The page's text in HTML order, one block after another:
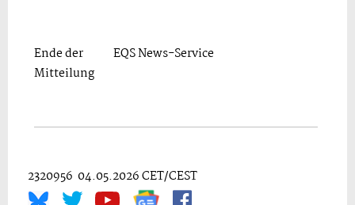
Ende der
Mitteilung
EQS News-Service
2320956 04.05.2026 CET/CEST